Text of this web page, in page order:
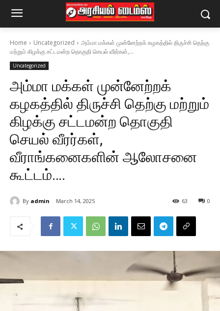
Home Uncategorized
அம்மா மக்கள் முன்னேற்றக் கழகத்தில் திருச்சி தெற்கு
மற்றும் கிழக்கு சட்டமன்ற தொகுதி செயல் வீரர்கள்,...
Uncategorized
அம்மா மக்கள் முன்னேற்றக்
கழகத்தில் திருச்சி தெற்கு மற்றும்
கிழக்கு சட்டமன்ற தொகுதி
செயல் வீரர்கள்,
வீராங்கனைகளின் ஆலோசனை
கூட்டம்….
By admin March 14, 2025 0
63